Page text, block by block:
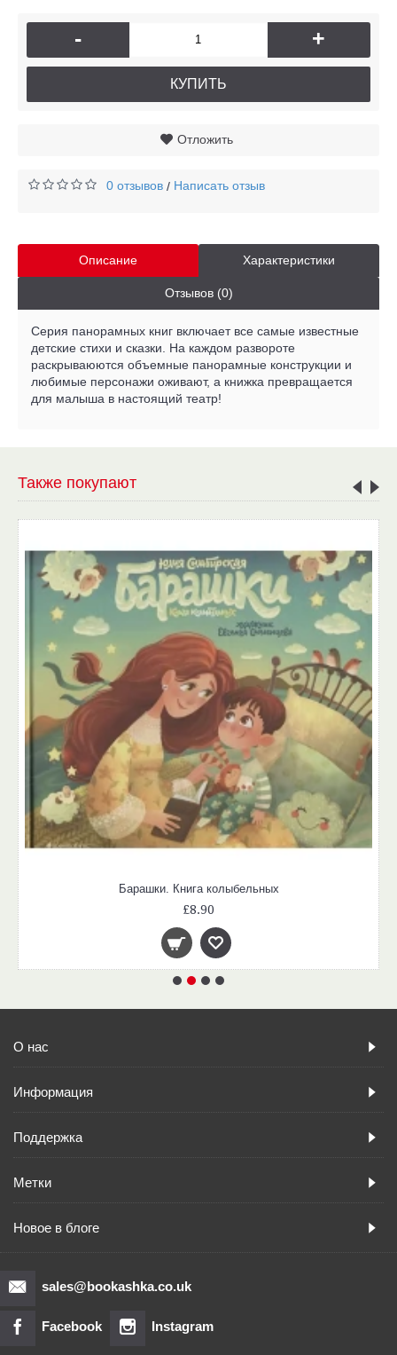
- +
КУПИТЬ
Отложить
0 отзывов / Написать отзыв
Описание Характеристики
Отзывов (0)
Серия панорамных книг включает все самые известные
детские стихи и сказки. На каждом развороте
раскрываюются объемные панорамные конструкции и
любимые персонажи оживают, а книжка превращается
для малыша в настоящий театр!
Также покупают
Барашки. Книга колыбельных
£8.90
О нас
Информация
Поддержка
Метки
Новое в блоге
sales@bookashka.co.uk
Facebook Instagram